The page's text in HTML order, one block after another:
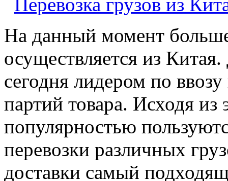
На данный момент
осуществляется из
сегодня лидером по
партий товара. Исходя из
популярностью
перевозки различных
доставки самый